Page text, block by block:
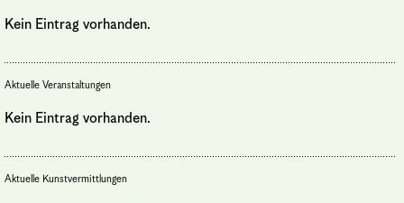
Kein Eintrag vorhanden.
Aktuelle Veranstaltungen
Kein Eintrag vorhanden.
Aktuelle Kunstvermittlungen